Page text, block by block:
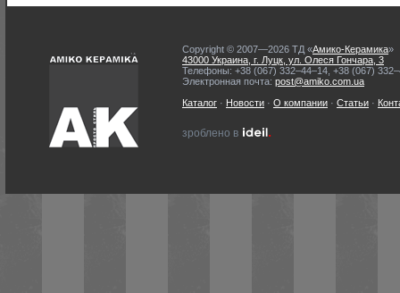
Copyright © 2007—2026 ТД «Амико-Керамика»
43000 Украина, г. Луцк, ул. Олеся Гончара, 3
Телефоны: +38 (067) 332–44–14, +38 (067)
Электронная почта: post@amiko.com.ua
Каталог · Новости · О компании · Статьи ·
зроблено в ideil.